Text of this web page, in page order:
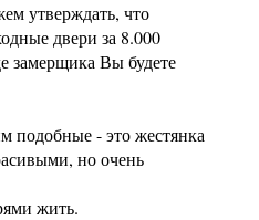
утверждать, что
двери за 8.000
замерщика Вы будете
подобные - это жестянка
но очень
жить.